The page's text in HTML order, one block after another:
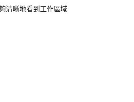
清晰地看到工作區域